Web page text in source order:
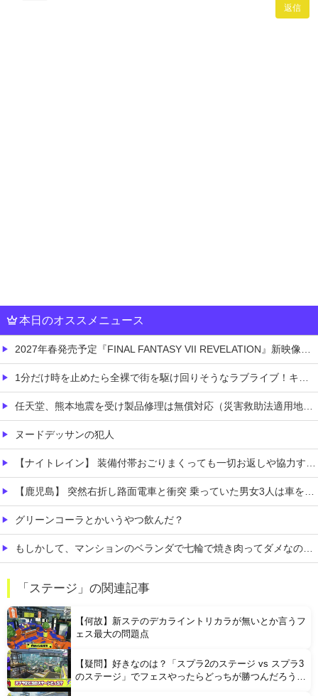
返信
本日のオススメニュース
2027年春発売予定『FINAL FANTASY VII REVELATION』新映像が「gamescom Opening Night Live」で公開！8/26 午前3時配信予定
1分だけ時を止めたら全裸で街を駆け回りそうなラブライブ！キャラ
任天堂、熊本地震を受け製品修理は無償対応（災害救助法適用地域）
ヌードデッサンの犯人
【ナイトレイン】 装備付帯おごりまくっても一切お返しや協力する気がないプレイヤーいるけど…
【鹿児島】 突然右折し路面電車と衝突 乗っていた男女3人は車を放置しダッシュで逃走中
グリーンコーラとかいうやつ飲んだ？
もしかして、マンションのベランダで七輪で焼き肉ってダメなの？????
【悲報】 上沼恵美子さん「簡単にそうめん作れ言うけど、そうめん作りて地獄なんよ」
「ステージ」の関連記事
【何故】新ステのデカライントリカラが無いとか言うフ
ェス最大の問題点
【疑問】好きなのは？「スプラ2のステージ vs スプラ3
のステージ」でフェスやったらどっちが勝つんだろう